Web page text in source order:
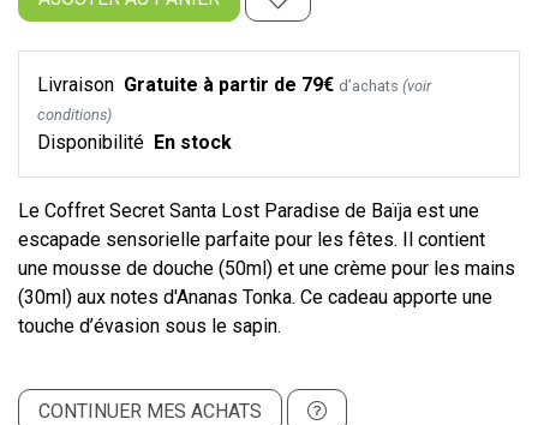
Livraison Gratuite à partir de 79€ d’achats (voir
conditions)
Disponibilité En stock
Le Coffret Secret Santa Lost Paradise de Baïja est une
escapade sensorielle parfaite pour les fêtes. Il contient
une mousse de douche (50ml) et une crème pour les mains
(30ml) aux notes d'Ananas Tonka. Ce cadeau apporte une
touche d’évasion sous le sapin.
CONTINUER MES ACHATS